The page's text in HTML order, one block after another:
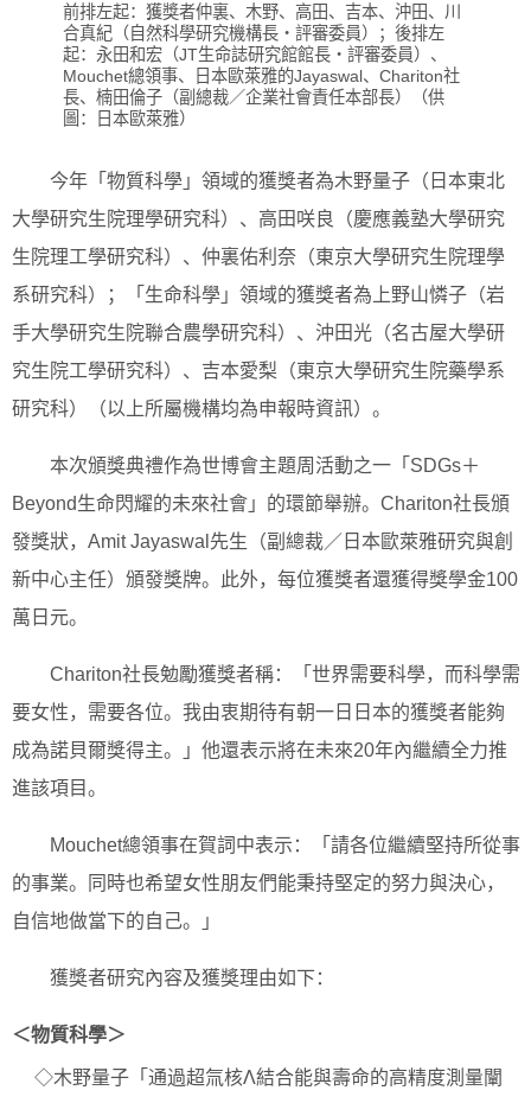
前排左起：獲獎者仲裏、木野、高田、吉本、沖田、川
合真紀（自然科學研究機構長・評審委員）；後排左
起：永田和宏（JT生命誌研究館館長・評審委員）、
Mouchet總領事、日本歐萊雅的Jayaswal、Chariton社
長、楠田倫子（副總裁／企業社會責任本部長）（供
圖：日本歐萊雅）
今年「物質科學」領域的獲獎者為木野量子（日本東北
大學研究生院理學研究科）、高田咲良（慶應義塾大學研究
生院理工學研究科）、仲裏佑利奈（東京大學研究生院理學
系研究科）；「生命科學」領域的獲獎者為上野山憐子（岩
手大學研究生院聯合農學研究科）、沖田光（名古屋大學研
究生院工學研究科）、吉本愛梨（東京大學研究生院藥學系
研究科）（以上所屬機構均為申報時資訊）。
本次頒獎典禮作為世博會主題周活動之一「SDGs＋
Beyond生命閃耀的未來社會」的環節舉辦。Chariton社長頒
發獎狀，Amit Jayaswal先生（副總裁／日本歐萊雅研究與創
新中心主任）頒發獎牌。此外，每位獲獎者還獲得獎學金100
萬日元。
Chariton社長勉勵獲獎者稱：「世界需要科學，而科學需
要女性，需要各位。我由衷期待有朝一日日本的獲獎者能夠
成為諾貝爾獎得主。」他還表示將在未來20年內繼續全力推
進該項目。
Mouchet總領事在賀詞中表示：「請各位繼續堅持所從事
的事業。同時也希望女性朋友們能秉持堅定的努力與決心，
自信地做當下的自己。」
獲獎者研究內容及獲獎理由如下：
＜物質科學＞
◇木野量子「通過超氚核Λ結合能與壽命的高精度測量闡